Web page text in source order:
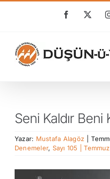
Facebook
X
Seni Kaldır Beni
Yazar: Mustafa Alagöz
Denemeler, Sayı 105 |